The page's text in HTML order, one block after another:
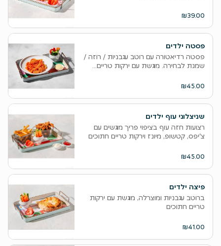
₪39.00
פסטה ילדים
פסטה רדיאטורה עם רוטב עגבניות / רוזה /
שמנת לבחירה. מוגשת עם ירקות טריים...
₪45.00
שניצלוני עוף ילדים
רצועות חזה עוף בציפוי פריך מוגשים עם
צ'יפס, קטשופ, מיונז וירקות טריים חתוכים
₪45.00
פיצה ילדים
ברוטב עגבניות ומוצרלה, מוגשת עם ירקות
טריים חתוכים
₪41.00